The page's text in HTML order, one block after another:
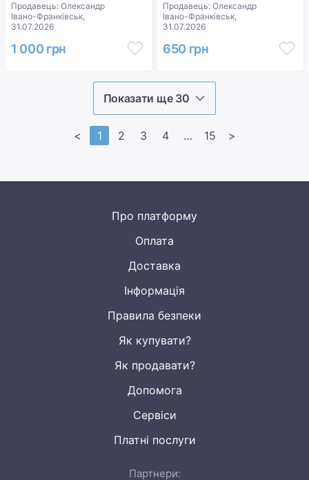
Продавець: Олександр
Івано-Франківськ,
31.07.2026
1 000 грн
Продавець: Олександр
Івано-Франківськ,
31.07.2026
650 грн
Показати ще 30
< 1 2 3 4 >> 15 >
Про платформу
Оплата
Доставка
Інформація
Правила безпеки
Як купувати?
Як продавати?
Допомога
Сервіси
Платні послуги
Партнери: